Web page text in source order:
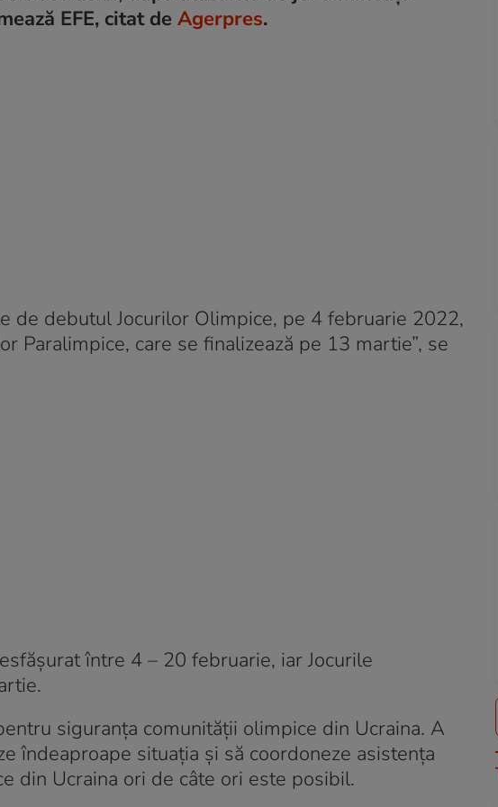
EFE, citat de Agerpres.
de debutul Jocurilor Olimpice, pe 4 februarie 2022,
Paralimpice, care se finalizează pe 13 martie”, se
între 4 – 20 februarie, iar Jocurile
siguranţa comunităţii olimpice din Ucraina. A
îndeaproape situaţia şi să coordoneze asistenţa
din Ucraina ori de câte ori este posibil.